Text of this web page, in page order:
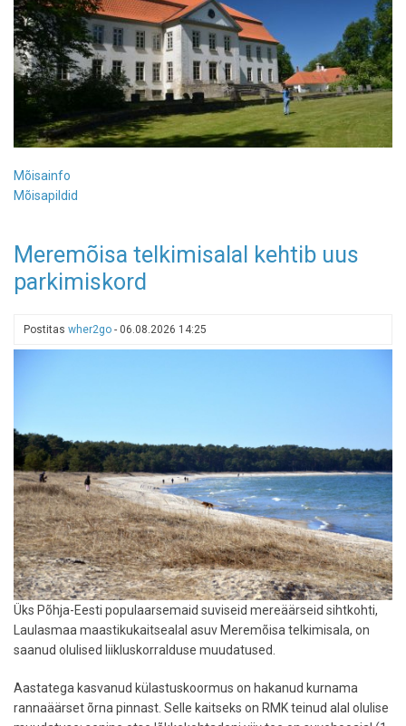
Mõisainfo
Mõisapildid
Meremõisa telkimisalal kehtib uus
parkimiskord
Postitas wher2go - 06.08.2026 14:25
Üks Põhja-Eesti populaarsemaid suviseid mereäärseid sihtkohti,
Laulasmaa maastikukaitsealal asuv Meremõisa telkimisala, on
saanud olulised liikluskorralduse muudatused.
Aastatega kasvanud külastuskoormus on hakanud kurnama
rannaäärset õrna pinnast. Selle kaitseks on RMK teinud alal olulise